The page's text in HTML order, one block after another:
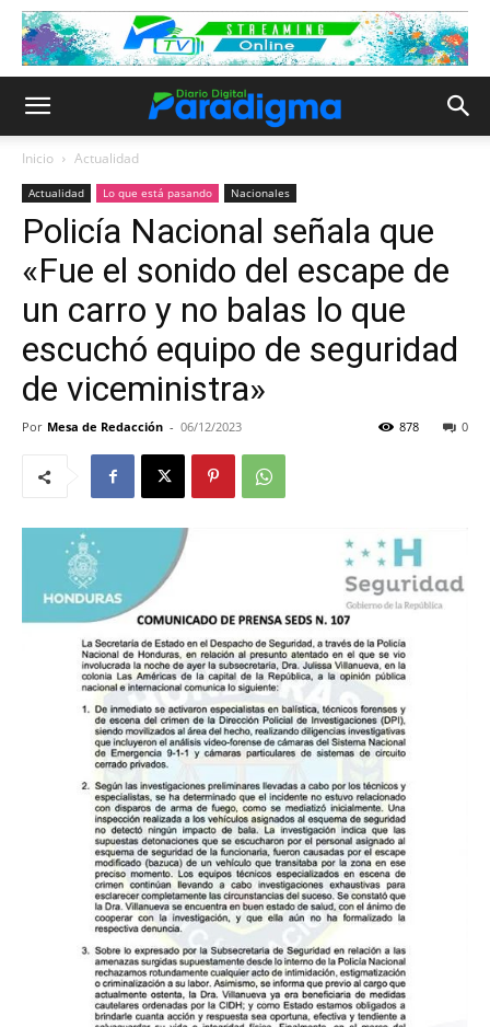
Inicio Actualidad
Actualidad Lo que está pasando Nacionales
Policía Nacional señala que
«Fue el sonido del escape de
un carro y no balas lo que
escuchó equipo de seguridad
de viceministra»
Por Mesa de Redacción - 06/12/2023 0
878